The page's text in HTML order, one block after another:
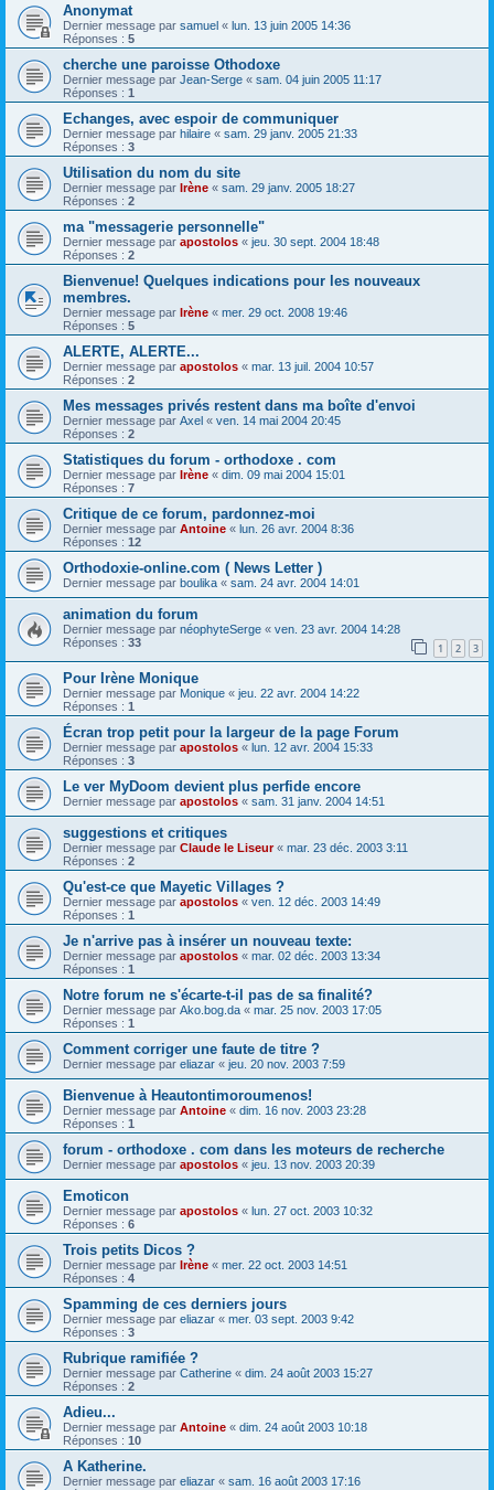
Anonymat
Dernier message par samuel « lun. 13 juin 2005 14:36
Réponses : 5
cherche une paroisse Othodoxe
Dernier message par Jean-Serge « sam. 04 juin 2005 11:17
Réponses : 1
Echanges, avec espoir de communiquer
Dernier message par hilaire « sam. 29 janv. 2005 21:33
Réponses : 3
Utilisation du nom du site
Dernier message par Irène « sam. 29 janv. 2005 18:27
Réponses : 2
ma "messagerie personnelle"
Dernier message par apostolos « jeu. 30 sept. 2004 18:48
Réponses : 2
Bienvenue! Quelques indications pour les nouveaux
membres.
Dernier message par Irène « mer. 29 oct. 2008 19:46
Réponses : 5
ALERTE, ALERTE...
Dernier message par apostolos « mar. 13 juil. 2004 10:57
Réponses : 2
Mes messages privés restent dans ma boîte d'envoi
Dernier message par Axel « ven. 14 mai 2004 20:45
Réponses : 2
Statistiques du forum - orthodoxe . com
Dernier message par Irène « dim. 09 mai 2004 15:01
Réponses : 7
Critique de ce forum, pardonnez-moi
Dernier message par Antoine « lun. 26 avr. 2004 8:36
Réponses : 12
Orthodoxie-online.com ( News Letter )
Dernier message par boulika « sam. 24 avr. 2004 14:01
animation du forum
Dernier message par néophyteSerge « ven. 23 avr. 2004 14:28
Réponses : 33 1 2 3
Pour Irène Monique
Dernier message par Monique « jeu. 22 avr. 2004 14:22
Réponses : 1
Écran trop petit pour la largeur de la page Forum
Dernier message par apostolos « lun. 12 avr. 2004 15:33
Réponses : 3
Le ver MyDoom devient plus perfide encore
Dernier message par apostolos « sam. 31 janv. 2004 14:51
suggestions et critiques
Dernier message par Claude le Liseur« mar. 23 déc. 2003 3:11
Réponses : 2
Qu'est-ce que Mayetic Villages ?
Dernier message par apostolos « ven. 12 déc. 2003 14:49
Réponses : 1
Je n'arrive pas à insérer un nouveau texte:
Dernier message par apostolos « mar. 02 déc. 2003 13:34
Réponses : 1
Notre forum ne s'écarte-t-il pas de sa finalité?
Dernier message par Ako.bog.da « mar. 25 nov. 2003 17:05
Réponses : 1
Comment corriger une faute de titre ?
Dernier message par eliazar « jeu. 20 nov. 2003 7:59
Bienvenue à Heautontimoroumenos!
Dernier message par Antoine « dim. 16 nov. 2003 23:28
Réponses : 1
forum - orthodoxe . com dans les moteurs de recherche
Dernier message par apostolos « jeu. 13 nov. 2003 20:39
Emoticon
Dernier message par apostolos « lun. 27 oct. 2003 10:32
Réponses : 6
Trois petits Dicos ?
Dernier message par Irène « mer. 22 oct. 2003 14:51
Réponses : 4
Spamming de ces derniers jours
Dernier message par eliazar « mer. 03 sept. 2003 9:42
Réponses : 3
Rubrique ramifiée ?
Dernier message par Catherine « dim. 24 août 2003 15:27
Réponses : 2
Adieu...
Dernier message par Antoine « dim. 24 août 2003 10:18
Réponses : 10
A Katherine.
Dernier message par eliazar « sam. 16 août 2003 17:16